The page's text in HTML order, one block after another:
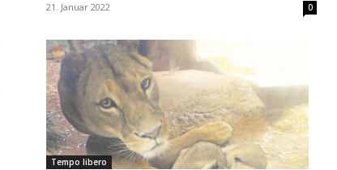
21. Januar 2022 0
Tempo libero